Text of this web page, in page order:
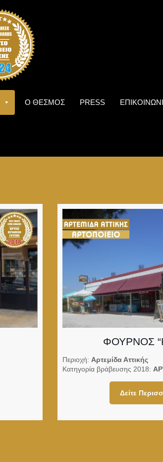
Ο ΘΕΣΜΟΣ PRESS
ΦΟΥΡΝΟΣ
Περιοχή: Αρτεμίδα Αττικής
Κατηγορία βράβευσης 2018:
Δείτε